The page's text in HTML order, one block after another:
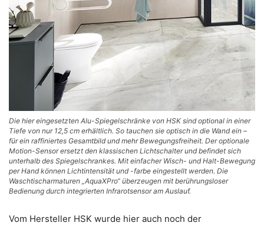
Die hier eingesetzten Alu-Spiegelschränke von HSK sind optional in einer
Tiefe von nur 12,5 cm erhältlich. So tauchen sie optisch in die Wand ein –
für ein raffiniertes Gesamtbild und mehr Bewegungsfreiheit. Der optionale
Motion-Sensor ersetzt den klassischen Lichtschalter und befindet sich
unterhalb des Spiegelschrankes. Mit einfacher Wisch- und Halt-Bewegung
per Hand können Lichtintensität und -farbe eingestellt werden. Die
Waschtischarmaturen „AquaXPro“ überzeugen mit berührungsloser
Bedienung durch integrierten Infrarotsensor am Auslauf.
Vom Hersteller HSK wurde hier auch noch der